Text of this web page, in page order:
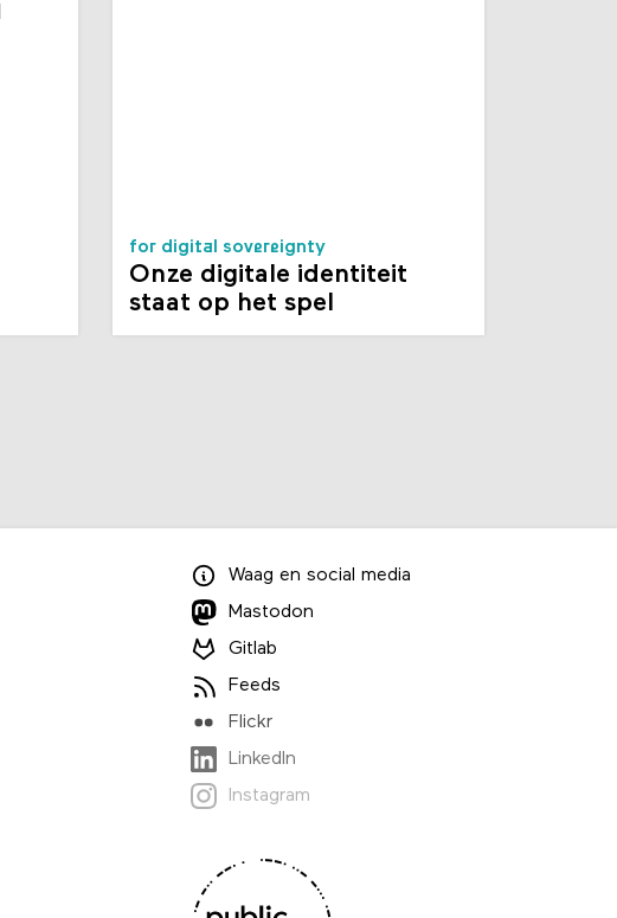
for digital sovereignty
Onze digitale identiteit
staat op het spel
Waag en social media
Mastodon
Gitlab
Feeds
Flickr
LinkedIn
Instagram